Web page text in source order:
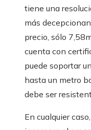
tiene una
más
precio, sólo
cuenta con
puede soportar
hasta un metro
debe ser
En cualquier